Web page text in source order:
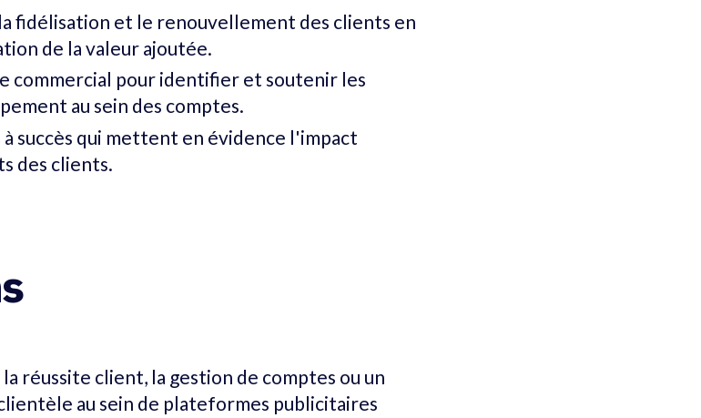
fidélisation et le renouvellement des clients en
de la valeur ajoutée.
commercial pour identifier et soutenir les
au sein des comptes.
succès qui mettent en évidence l'impact
des clients.
réussite client, la gestion de comptes ou un
au sein de plateformes publicitaires